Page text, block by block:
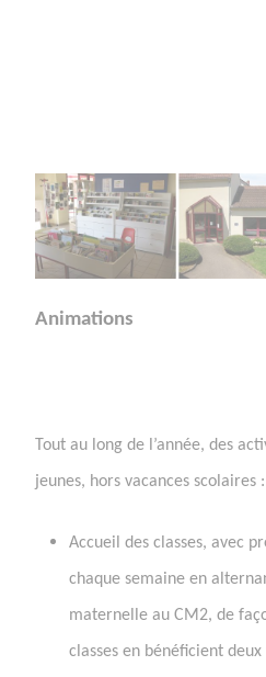
Animations
Tout au long de l’année, des
jeunes, hors vacances scolaires :
Accueil des classes, avec
chaque semaine en
maternelle au CM2, de
classes en bénéficient